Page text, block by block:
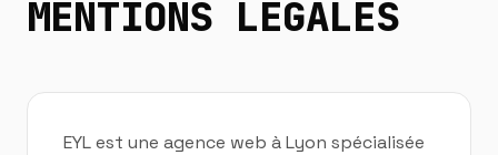
MENTIONS LÉGALES
EYL est une agence web à Lyon spécialisée